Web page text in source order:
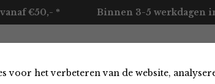
voor het verbeteren van de website,
€50,- * Binnen 3-5 werkdagen
Merken Over ons Contact